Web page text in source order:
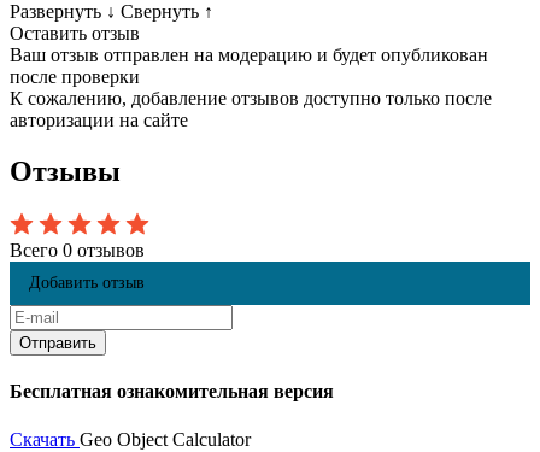
Развернуть ↓ Свернуть ↑
Оставить отзыв
Ваш отзыв отправлен на модерацию и будет опубликован
после проверки
К сожалению, добавление отзывов доступно только после
авторизации на сайте
Отзывы
Всего 0 отзывов
Добавить отзыв
Бесплатная ознакомительная версия
Скачать Geo Object Calculator